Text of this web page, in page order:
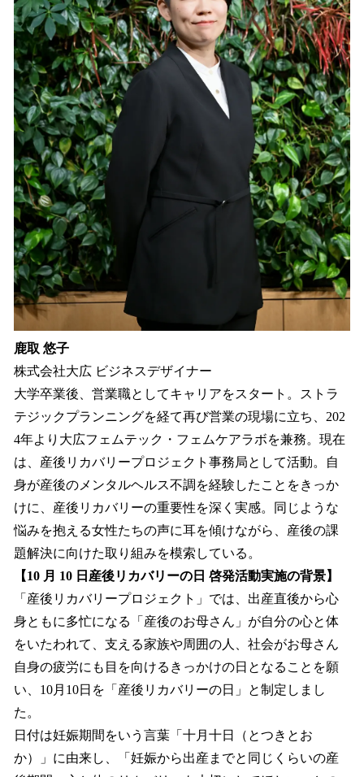
鹿取 悠子
株式会社大広 ビジネスデザイナー
大学卒業後、営業職としてキャリアをスタート。ストラ
テジックプランニングを経て再び営業の現場に立ち、202
4年より大広フェムテック・フェムケアラボを兼務。現在
は、産後リカバリープロジェクト事務局として活動。自
身が産後のメンタルヘルス不調を経験したことをきっか
けに、産後リカバリーの重要性を深く実感。同じような
悩みを抱える女性たちの声に耳を傾けながら、産後の課
題解決に向けた取り組みを模索している。
【10 月 10 日産後リカバリーの日 啓発活動実施の背景】
「産後リカバリープロジェクト」では、出産直後から心
身ともに多忙になる「産後のお母さん」が自分の心と体
をいたわれて、支える家族や周囲の人、社会がお母さん
自身の疲労にも目を向けるきっかけの日となることを願
い、10月10日を「産後リカバリーの日」と制定しまし
た。
日付は妊娠期間をいう言葉「十月十日（とつきとお
か）」に由来し、「妊娠から出産までと同じくらいの産